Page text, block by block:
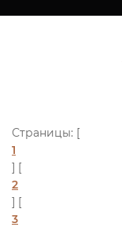
Страницы: [
1
] [
2
] [
3